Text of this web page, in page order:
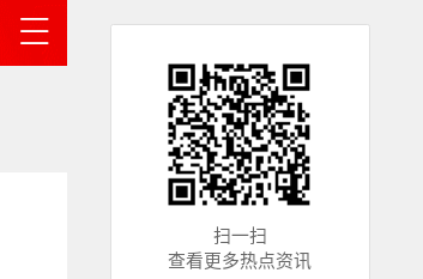
扫一扫
查看更多热点资讯